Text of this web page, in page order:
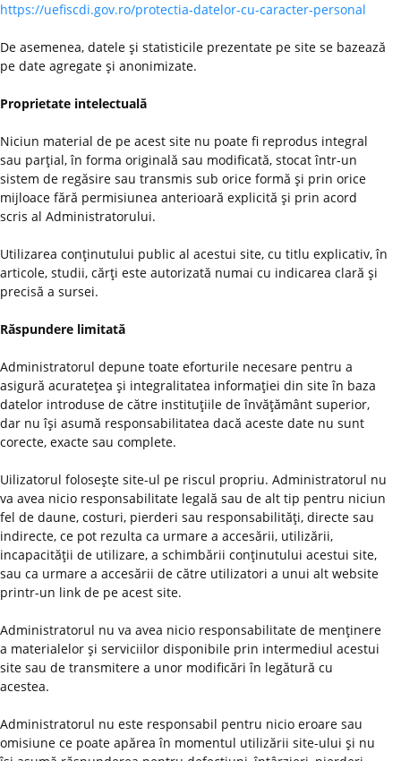
https://uefiscdi.gov.ro/protectia-datelor-cu-caracter-personal
De asemenea, datele şi statisticile prezentate pe site se bazează
pe date agregate şi anonimizate.
Proprietate intelectuală
Niciun material de pe acest site nu poate fi reprodus integral
sau parţial, în forma originală sau modificată, stocat într-un
sistem de regăsire sau transmis sub orice formă şi prin orice
mijloace fără permisiunea anterioară explicită şi prin acord
scris al Administratorului.
Utilizarea conţinutului public al acestui site, cu titlu explicativ, în
articole, studii, cărţi este autorizată numai cu indicarea clară şi
precisă a sursei.
Răspundere limitată
Administratorul depune toate eforturile necesare pentru a
asigură acurateţea şi integralitatea informaţiei din site în baza
datelor introduse de către instituţiile de învăţământ superior,
dar nu îşi asumă responsabilitatea dacă aceste date nu sunt
corecte, exacte sau complete.
Uilizatorul foloseşte site-ul pe riscul propriu. Administratorul nu
va avea nicio responsabilitate legală sau de alt tip pentru niciun
fel de daune, costuri, pierderi sau responsabilităţi, directe sau
indirecte, ce pot rezulta ca urmare a accesării, utilizării,
incapacităţii de utilizare, a schimbării conţinutului acestui site,
sau ca urmare a accesării de către utilizatori a unui alt website
printr-un link de pe acest site.
Administratorul nu va avea nicio responsabilitate de menţinere
a materialelor şi serviciilor disponibile prin intermediul acestui
site sau de transmitere a unor modificări în legătură cu
acestea.
Administratorul nu este responsabil pentru nicio eroare sau
omisiune ce poate apărea în momentul utilizării site-ului şi nu